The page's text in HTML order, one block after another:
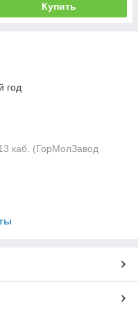
Купить
год
каб. (ГорМолЗавод